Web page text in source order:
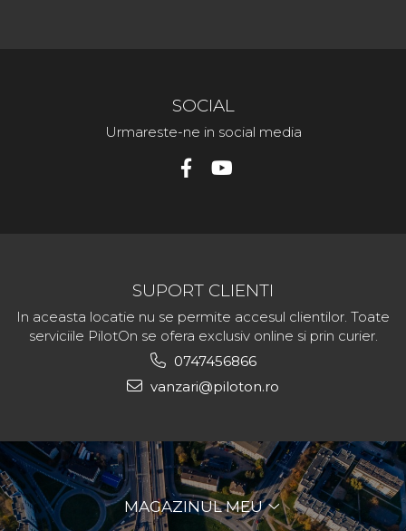
SOCIAL
Urmareste-ne in social media
SUPORT CLIENTI
In aceasta locatie nu se permite accesul clientilor. Toate
serviciile PilotOn se ofera exclusiv online si prin curier.
0747456866
vanzari@piloton.ro
MAGAZINUL MEU